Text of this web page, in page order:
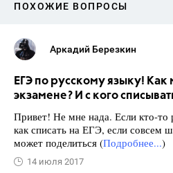
ПОХОЖИЕ ВОПРОСЫ
Аркадий Березкин
ЕГЭ по русскому языку! Как
экзамене? И с кого
Привет! Не мне нада. Если кто-то
как списать на ЕГЭ, если совсем
может поделиться (Подробнее...)
14 июля 2017